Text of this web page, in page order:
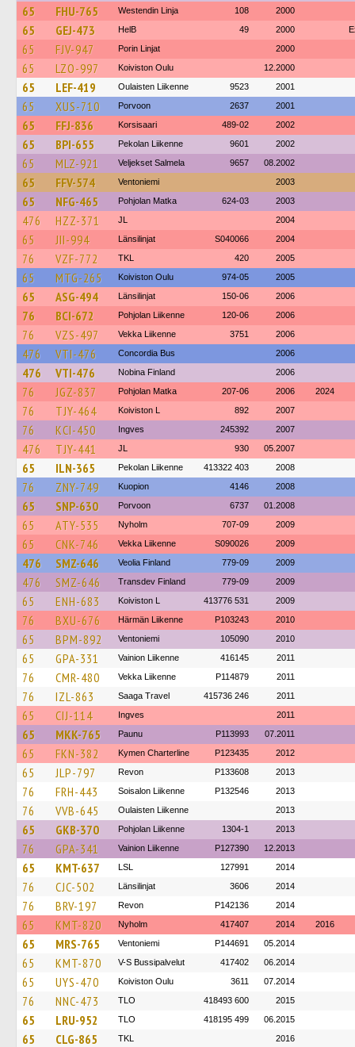
65 FHU-765 Westendin Linja 108 2000
65 GEJ-473 HelB 49 2000
65 FJV-947 Porin Linjat 2000
65 LZO-997 Koiviston Oulu 12.2000
65 LEF-419 Oulaisten Liikenne 9523 2001
65 XUS-710 Porvoon 2637 2001
65 FFJ-836 Korsisaari 489-02 2002
65 BPI-655 Pekolan Liikenne 9601 2002
65 MLZ-921 Veljekset Salmela 9657 08.2002
65 FFV-574 Ventoniemi 2003
65 NFG-465 Pohjolan Matka 624-03 2003
476 HZZ-371 JL 2004
65 JII-994 Länsilinjat S040066 2004
76 VZF-772 TKL 420 2005
65 MTG-265 Koiviston Oulu 974-05 2005
65 ASG-494 Länsilinjat 150-06 2006
76 BCI-672 Pohjolan Liikenne 120-06 2006
76 VZS-497 Vekka Liikenne 3751 2006
476 VTI-476 Concordia Bus 2006
476 VTI-476 Nobina Finland 2006
76 JGZ-837 Pohjolan Matka 207-06 2006 2024
76 TJY-464 Koiviston L 892 2007
76 KCI-450 Ingves 245392 2007
476 TJY-441 JL 930 05.2007
65 ILN-365 Pekolan Liikenne 413322 403 2008
76 ZNY-749 Kuopion 4146 2008
65 SNP-630 Porvoon 6737 01.2008
65 ATY-535 Nyholm 707-09 2009
65 CNK-746 Vekka Liikenne S090026 2009
476 SMZ-646 Veolia Finland 779-09 2009
476 SMZ-646 Transdev Finland 779-09 2009
65 ENH-683 Koiviston L 413776 531 2009
76 BXU-676 Härmän Liikenne P103243 2010
65 BPM-892 Ventoniemi 105090 2010
65 GPA-331 Vainion Liikenne 416145 2011
76 CMR-480 Vekka Liikenne P114879 2011
76 IZL-863 Saaga Travel 415736 246 2011
65 CIJ-114 Ingves 2011
65 MKK-765 Paunu P113993 07.2011
65 FKN-382 Kymen Charterline P123435 2012
65 JLP-797 Revon P133608 2013
76 FRH-443 Soisalon Liikenne P132546 2013
76 VVB-645 Oulaisten Liikenne 2013
65 GKB-370 Pohjolan Liikenne 1304-1 2013
76 GPA-341 Vainion Liikenne P127390 12.2013
65 KMT-637 LSL 127991 2014
76 CJC-502 Länsilinjat 3606 2014
76 BRV-197 Revon P142136 2014
65 KMT-820 Nyholm 417407 2014 2016
65 MRS-765 Ventoniemi P144691 05.2014
65 KMT-870 V-S Bussipalvelut 417402 06.2014
65 UYS-470 Koiviston Oulu 3611 07.2014
76 NNC-473 TLO 418493 600 2015
65 LRU-952 TLO 418195 499 06.2015
65 CLG-865 TKL 2016